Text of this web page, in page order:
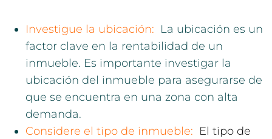
Investigue la ubicación: La ubicación es un
factor clave en la rentabilidad de un
inmueble. Es importante investigar la
ubicación del inmueble para asegurarse de
que se encuentra en una zona con alta
demanda.
Considere el tipo de inmueble: El tipo de